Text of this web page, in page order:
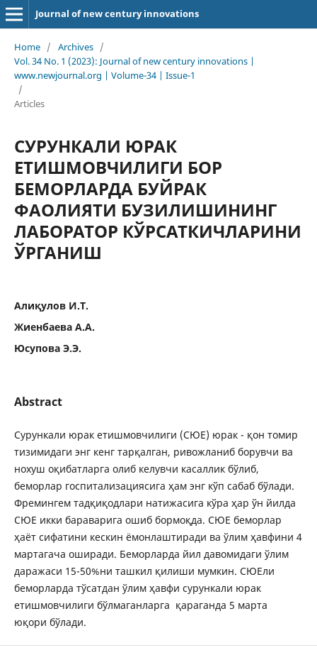
Journal of new century innovations
Home / Archives /
Vol. 34 No. 1 (2023): Journal of new century innovations |
www.newjournal.org | Volume-34 | Issue-1
/
Articles
СУРУНКАЛИ ЮРАК
ЕТИШМОВЧИЛИГИ БОР
БЕМОРЛАРДА БУЙРАК
ФАОЛИЯТИ БУЗИЛИШИНИНГ
ЛАБОРАТОР КЎРСАТКИЧЛАРИНИ
ЎРГАНИШ
Алиқулов И.Т.
Жиенбаева А.А.
Юсупова Э.Э.
Abstract
Сурункали юрак етишмовчилиги (СЮЕ) юрак - қон томир
тизимидаги энг кенг тарқалган, ривожланиб борувчи ва
нохуш оқибатларга олиб келувчи касаллик бўлиб,
беморлар госпитализациясига ҳам энг кўп сабаб бўлади.
Фремингем тадқиқодлари натижасига кўра ҳар ўн йилда
СЮЕ икки бараварига ошиб бормоқда. СЮЕ беморлар
ҳаёт сифатини кескин ёмонлаштиради ва ўлим ҳавфини 4
мартагача оширади. Беморларда йил давомидаги ўлим
даражаси 15-50%ни ташкил қилиши мумкин. СЮЕли
беморларда тўсатдан ўлим ҳавфи сурункали юрак
етишмовчилиги бўлмаганларга қараганда 5 марта
юқори бўлади.